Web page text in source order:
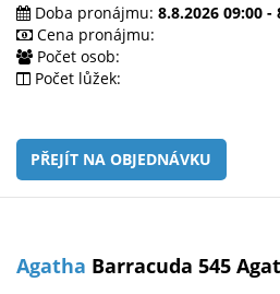
Doba pronájmu: 8.8.2026 09:00 -
Cena pronájmu:
Počet osob:
Počet lůžek:
PŘEJÍT NA OBJEDNÁVKU
Agatha Barracuda 545